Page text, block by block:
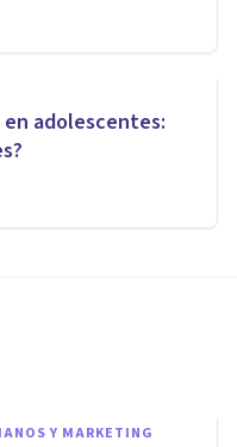
adolescentes:
Y MARKETING